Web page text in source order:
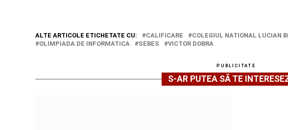
ALTE ARTICOLE ETICHETATE CU: CALIFICARE COLEGIUL NATIONAL LUCIAN
OLIMPIADA DE INFORMATICA
SEBES VICTOR DOBRA
PUBLICITATE
S-AR PUTEA SĂ TE